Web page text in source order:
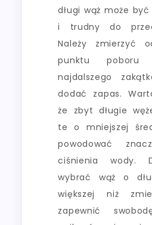
długi wąż może
i trudny do
Należy zmierzyć
punktu
najdalszego
dodać zapas.
że zbyt długie
te o mniejszej
powodować
ciśnienia wody.
wybrać wąż o
większej niż
zapewnić